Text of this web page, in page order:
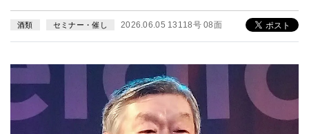
酒類 セミナー・催し 2026.06.05 13118号 08面